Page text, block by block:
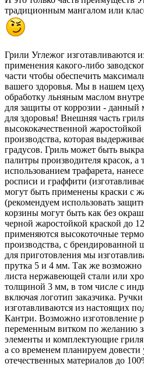
традиционным мангалом или
Грили Углежог изготавливаются
применения какого-либо
части чтобы обеспечить
вашего здоровья. Мы в нашем
обработку льняным маслом
для защиты от коррозии - данный
для здоровья! Внешняя часть
высококачественной
производства, которая
градусов. Гриль может быть
палитры производителя красок, а
использованием трафарета,
росписи и граффити
могут быть применены краски с
(рекомендуем использовать
корзины могут быть как без
черной жаростойкой краской до
применяются высокоточные
производства, с брендированной
для приготовления мы
прутка 5 и 4 мм. Так же возможно
листа нержавеющей стали или
толщиной 3 мм, в том числе с
включая логотип заказчика.
изготавливаются из настоящих
Кантри. Возможно изготовление
переменным витком по желанию
элементы и комплектующие
а со временем планируем довести
отечественных материалов до